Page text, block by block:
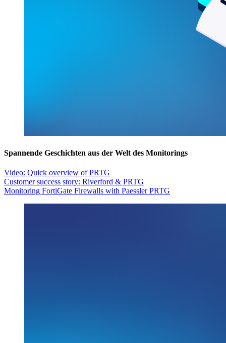
Spannende Geschichten aus der Welt des Monitorings
Video: Quick overview of PRTG
Customer success story: Riverford & PRTG
Monitoring FortiGate Firewalls with Paessler PRTG